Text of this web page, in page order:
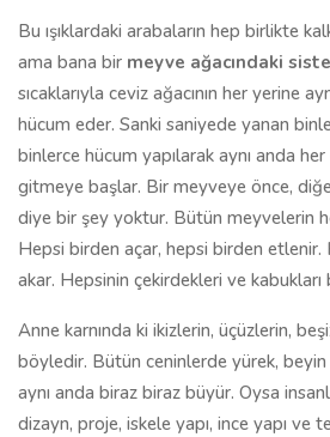
Bu ışıklardaki arabaların hep birlikte
ama bana bir meyve ağacındaki
sıcaklarıyla ceviz ağacının her yerine
hücum eder. Sanki saniyede yanan
binlerce hücum yapılarak aynı anda
gitmeye başlar. Bir meyveye önce,
diye bir şey yoktur. Bütün meyvelerin
Hepsi birden açar, hepsi birden
akar. Hepsinin çekirdekleri ve kabukları
Anne karnında ki ikizlerin, üçüzlerin,
böyledir. Bütün ceninlerde yürek,
aynı anda biraz biraz büyür. Oysa
dizayn, proje, iskele yapı, ince yapı ve